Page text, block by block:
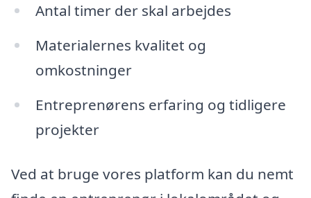
Antal timer der skal arbejdes
Materialernes kvalitet og
omkostninger
Entreprenørens erfaring og tidligere
projekter
Ved at bruge vores platform kan du nemt